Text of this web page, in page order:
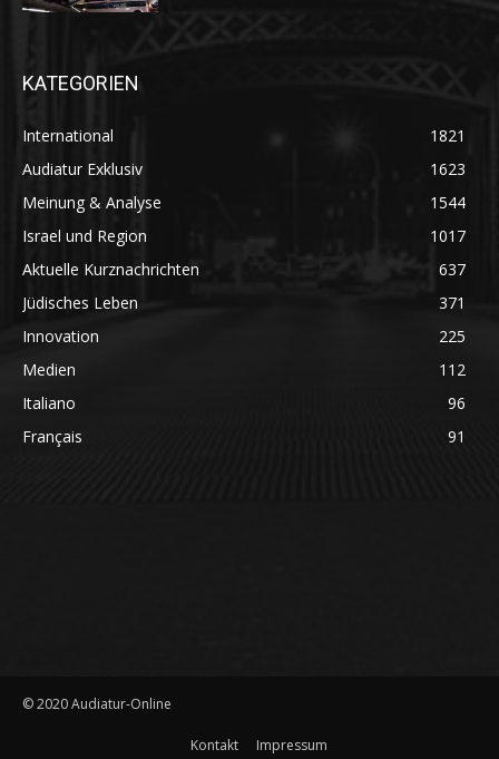
KATEGORIEN
International
1821
Audiatur Exklusiv
1623
Meinung & Analyse
1544
Israel und Region
1017
Aktuelle Kurznachrichten
637
Jüdisches Leben
371
Innovation
225
Medien
112
Italiano
96
Français
91
© 2020 Audiatur-Online
Kontakt Impressum